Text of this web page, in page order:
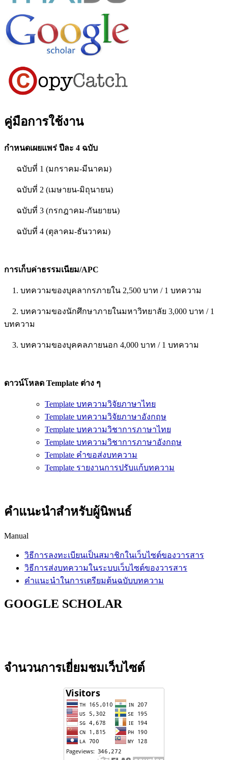
คู่มือการใช้งาน
กำหนดเผยแพร่ ปีละ 4 ฉบับ
ฉบับที่ 1 (มกราคม-มีนาคม)
ฉบับที่ 2 (เมษายน-มิถุนายน)
ฉบับที่ 3 (กรกฎาคม-กันยายน)
ฉบับที่ 4 (ตุลาคม-ธันวาคม)
การเก็บค่าธรรมเนียม/APC
1. บทความของบุคลากรภายใน 2,500 บาท / 1 บทความ
2. บทความของนักศึกษาภายในมหาวิทยาลัย 3,000 บาท / 1
บทความ
3. บทความของบุคคลภายนอก 4,000 บาท / 1 บทความ
ดาวน์โหลด Template ต่าง ๆ
Template บทความวิจัยภาษาไทย
Template บทความวิจัยภาษาอังกฤษ
Template บทความวิชาการภาษาไทย
Template บทความวิชาการภาษาอังกฤษ
Template คำขอส่งบทความ
Template รายงานการปรับแก้บทความ
คำแนะนำสำหรับผู้นิพนธ์
Manual
วิธีการลงทะเบียนเป็นสมาชิกในเว็บไซต์ของวารสาร
วิธีการส่งบทความในระบบเว็บไซต์ของวารสาร
คำแนะนำในการเตรียมต้นฉบับบทความ
GOOGLE SCHOLAR
จำนวนการเยี่ยมชมเว็บไซต์